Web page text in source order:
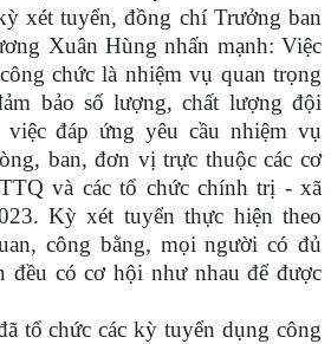
xét tuyển, đồng chí Trưởng ban
Xuân Hùng nhấn mạnh: Việc
chức là nhiệm vụ quan trọng
bảo số lượng, chất lượng đội
đáp ứng yêu cầu nhiệm vụ
ban, đơn vị trực thuộc các cơ
và các tổ chức chính trị - xã
Kỳ xét tuyển thực hiện theo
công bằng, mọi người có đủ
đều có cơ hội như nhau để được
tổ chức các kỳ tuyển dụng công